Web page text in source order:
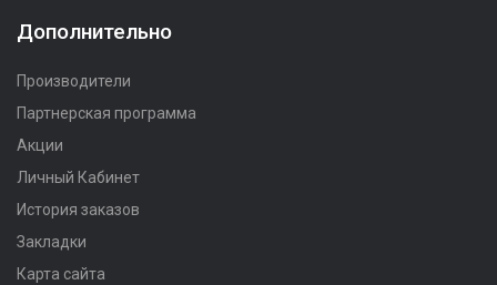
Дополнительно
Производители
Партнерская программа
Акции
Личный Кабинет
История заказов
Закладки
Карта сайта